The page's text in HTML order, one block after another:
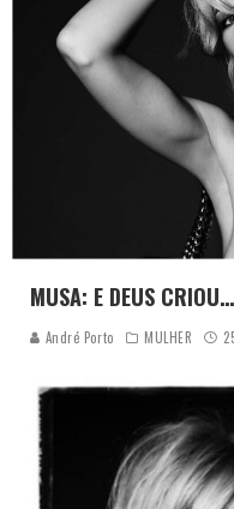
MUSA: E DEUS
André Porto MULHER